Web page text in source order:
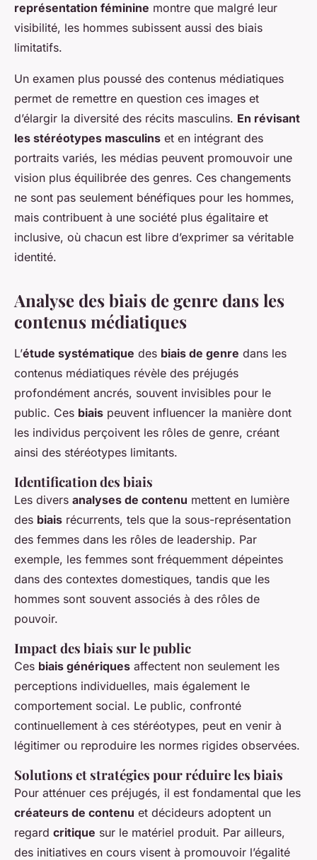
représentation féminine montre que malgré leur
visibilité, les hommes subissent aussi des biais
limitatifs.
Un examen plus poussé des contenus médiatiques
permet de remettre en question ces images et
d’élargir la diversité des récits masculins. En révisant
les stéréotypes masculins et en intégrant des
portraits variés, les médias peuvent promouvoir une
vision plus équilibrée des genres. Ces changements
ne sont pas seulement bénéfiques pour les hommes,
mais contribuent à une société plus égalitaire et
inclusive, où chacun est libre d’exprimer sa véritable
identité.
Analyse des biais de genre dans les
contenus médiatiques
L’étude systématique des biais de genre dans les
contenus médiatiques révèle des préjugés
profondément ancrés, souvent invisibles pour le
public. Ces biais peuvent influencer la manière dont
les individus perçoivent les rôles de genre, créant
ainsi des stéréotypes limitants.
Identification des biais
Les divers analyses de contenu mettent en lumière
des biais récurrents, tels que la sous-représentation
des femmes dans les rôles de leadership. Par
exemple, les femmes sont fréquemment dépeintes
dans des contextes domestiques, tandis que les
hommes sont souvent associés à des rôles de
pouvoir.
Impact des biais sur le public
Ces biais génériques affectent non seulement les
perceptions individuelles, mais également le
comportement social. Le public, confronté
continuellement à ces stéréotypes, peut en venir à
légitimer ou reproduire les normes rigides observées.
Solutions et stratégies pour réduire les biais
Pour atténuer ces préjugés, il est fondamental que les
créateurs de contenu et décideurs adoptent un
regard critique sur le matériel produit. Par ailleurs,
des initiatives en cours visent à promouvoir l’égalité